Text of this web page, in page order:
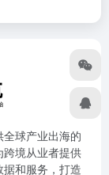
球产业出海的
境从业者提供
和服务，打造